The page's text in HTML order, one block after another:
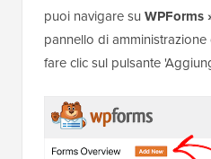
puoi navigare su WPForms
pannello di
fare clic sul pulsante